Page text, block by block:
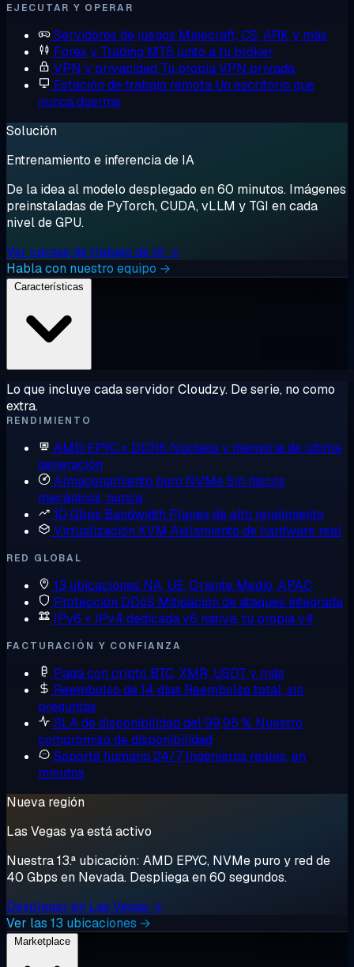
EJECUTAR Y OPERAR
Servidores de juegos Minecraft, CS, ARK y más
Forex y Trading MT5 junto a tu bróker
VPN y privacidad Tu propia VPN privada
Estación de trabajo remota Un escritorio que
nunca duerme
Solución
Entrenamiento e inferencia de IA
De la idea al modelo desplegado en 60 minutos. Imágenes
preinstaladas de PyTorch, CUDA, vLLM y TGI en cada
nivel de GPU.
Ver cargas de trabajo de IA →
Habla con nuestro equipo →
Lo que incluye cada servidor Cloudzy. De serie, no como
extra.
RENDIMIENTO
AMD EPYC + DDR5 Núcleos y memoria de última
generación
Almacenamiento puro NVMeSin discos
mecánicos, nunca
10 Gbps Bandwidth Planes de alto rendimiento
Virtualización KVM Aislamiento de hardware real
RED GLOBAL
13 ubicaciones NA, UE, Oriente Medio, APAC
Protección DDoS Mitigación de ataques integrada
IPv6 + IPv4 dedicadav6 nativa, tu propia v4
FACTURACIÓN Y CONFIANZA
Paga con cripto BTC, XMR, USDT y más
Reembolso de 14 días Reembolso total, sin
preguntas
SLA de disponibilidad del 99,95 % Nuestro
compromiso de disponibilidad
Soporte humano 24/7 Ingenieros reales, en
minutos
Nueva región
Las Vegas ya está activo
Nuestra 13.ª ubicación: AMD EPYC, NVMe puro y red de
40 Gbps en Nevada. Despliega en 60 segundos.
Desplegar en Las Vegas →
Ver las 13 ubicaciones →